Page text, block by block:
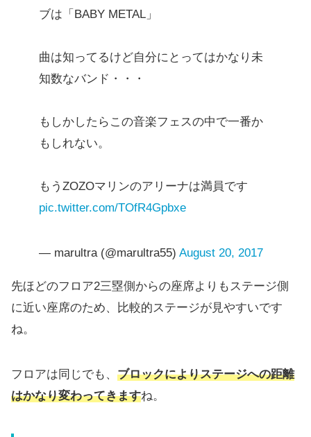
ブは「BABY METAL」
曲は知ってるけど自分にとってはかなり未
知数なバンド・・・
もしかしたらこの音楽フェスの中で一番か
もしれない。
もうZOZOマリンのアリーナは満員です
pic.twitter.com/TOfR4Gpbxe
— marultra (@marultra55) August 20, 2017
先ほどのフロア2三塁側からの座席よりもステージ側
に近い座席のため、比較的ステージが見やすいです
ね。
フロアは同じでも、 ブロックによりステージへの距離
はかなり変わってきますね。